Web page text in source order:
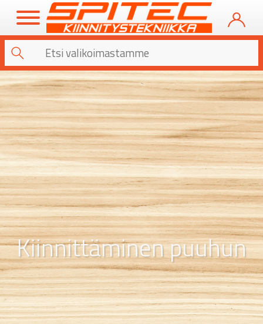
Kiinnittäminen puuhun